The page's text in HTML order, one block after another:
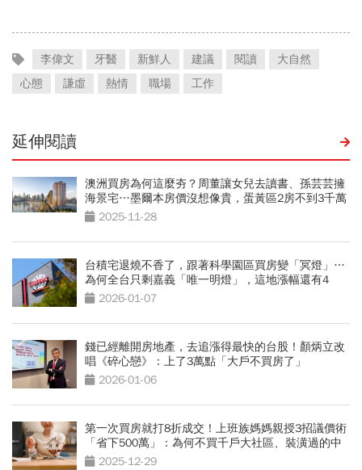
李偉文 牙醫 新鮮人 建議 閱讀
大自然
心態
謙虛 熱情 職場 工作
延伸閱讀
澳洲買房為何這麼夯？周董讓女兒去讀書、孫芸芸擁
海景宅…墨爾本房價沒想像貴，蛋黃區2房不到3千萬
2025-11-28
台積宅退燒不香了，跟著科學園區買房變「冥燈」…
為何全台只剩嘉義「唯一明燈」，這地漲幅還有4
成？2026-01-07
錢已經離開房地產，去追漲得最快的台股！顏炳立改
唱《碎心戀》：上了3萬點「大戶不買房了」
2026-01-06
第一次買房就打8折成交！上班族媽媽親授3招議價術
「省下500萬」：為何不買千戶大社區、裝潢過的中
古屋？
2025-12-29